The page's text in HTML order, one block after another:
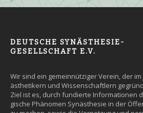
DEUTSCHE SYNÄSTHESIE-
GESELLSCHAFT E.V.
Wir sind ein gemein­nütziger Ver­ein, der
äs­the­tikern und Wissen­schaft­lern
Ziel ist es, durch fun­dier­te Infor­ma­tio­nen
gische Phäno­men Syn­äs­the­sie in der